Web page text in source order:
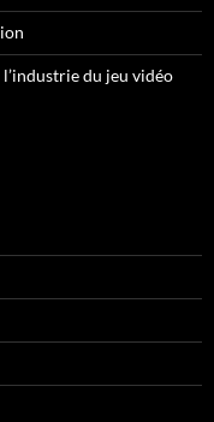
du jeu vidéo